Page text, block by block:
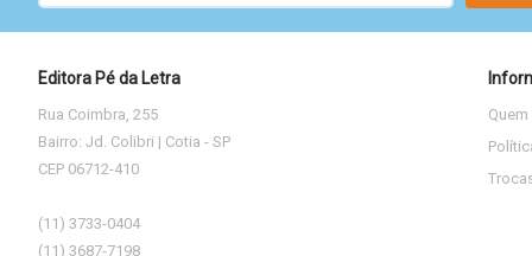
for
Our
Editora Pé da Letra
Rua Coimbra, 255
Bairro: Jd. Colibri | Cotia - SP
CEP 06712-410
(11) 3733-0404
(11) 3687-7198